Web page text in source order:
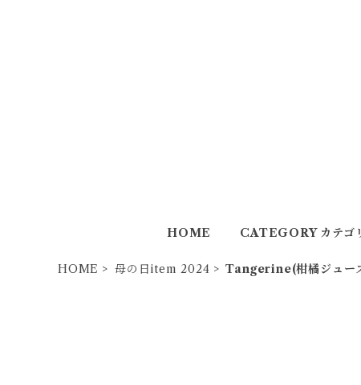
HOME CATEGORY カテゴ
HOME 母の日item 2024 Tangerine(柑橘ジュー